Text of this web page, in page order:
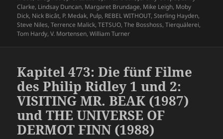
Clarke, Lindsay Duncan, Margaret Brundage, Mike Leigh, Moby
Dick, Nick Bicât, P. Medak, Pulp, REBEL WITHOUT,Sterling Hayden,
Steve Niles,Terrence Malick,TETSUO,The Bosshoss,Tierquälerei,
Tom Hardy,V. Mortensen,William Turner
Kapitel 473: Die fünf Filme
des Philip Ridley 1 und 2:
VISITING MR. BEAK (1987)
und THE UNIVERSE OF
DERMOT FINN (1988)